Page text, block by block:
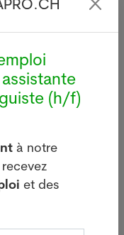
ou statut
dire que le
le système de
diront qu’il est
cette étude
un article du
2016 ou au
santé mettent en
en plus de
en le faisant
(h/f)
à notre
et des